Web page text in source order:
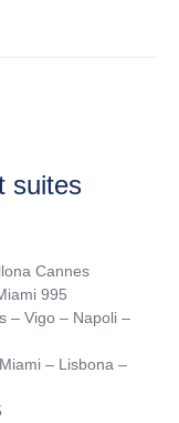
suites
Cannes
995
– Vigo – Napoli –
– Lisbona –